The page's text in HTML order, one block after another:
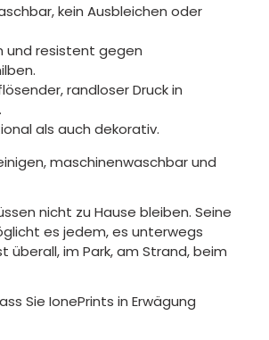
kein Ausbleichen oder
und resistent gegen
randloser Druck in
als auch dekorativ.
maschinenwaschbar und
nicht zu Hause bleiben. Seine
es jedem, es unterwegs
überall, im Park, am Strand, beim
Sie IonePrints in Erwägung